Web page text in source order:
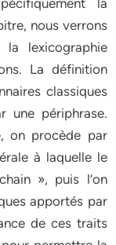
la
nous verrons
lexicographie
La définition
classiques
une périphrase.
on procède par
à laquelle le
», puis l’on
apportés par
de ces traits